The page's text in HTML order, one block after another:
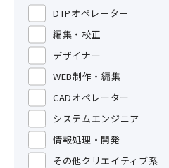
DTPオペレーター
編集・校正
デザイナー
WEB制作・編集
CADオペレーター
システムエンジニア
情報処理・開発
その他クリエイティブ系